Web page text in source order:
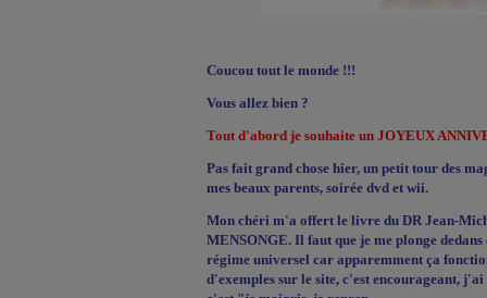
Coucou tout le monde !!!
Vous allez bien ?
Tout d'abord je souhaite un JOYEUX
Pas fait grand chose hier, un petit tour des
mes beaux parents, soirée dvd et wii.
Mon chéri m'a offert le livre du DR Jean-
MENSONGE. Il faut que je me plonge dedans
régime universel car apparemment ça
d'exemples sur le site, c'est encourageant,